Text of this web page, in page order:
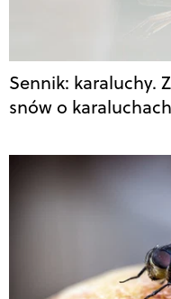
Sennik: karaluchy.
snów o karaluchach